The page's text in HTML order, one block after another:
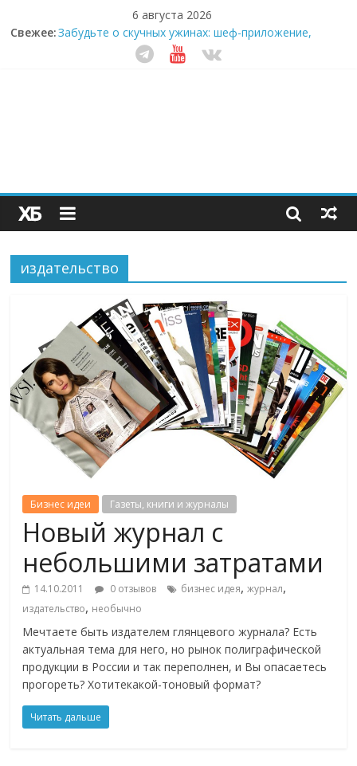
6 августа 2026
Свежее:Забудьте о скучных ужинах: шеф-приложение,
которое видит вашу еду насквозь
Небо зовёт: как бизнес на полётах дронов и
Секрет супергидратации: почему кокосовая вода с
пребиотиками становится главным трендом
здорового питания
издательство
Бизнес идеи Газеты, книги и журналы
Новый журнал с
небольшими затратами
14.10.2011 0 отзывов бизнес идея,журнал,
издательство, необычно
Мечтаете быть издателем глянцевого журнала? Есть
актуальная тема для него, но рынок полиграфической
продукции в России и так переполнен, и Вы опасаетесь
прогореть? Хотитекакой-тоновый формат?
Читать дальше